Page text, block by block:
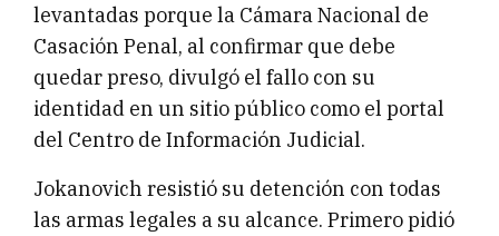
levantadas porque la Cámara Nacional de
Casación Penal, al confirmar que debe
quedar preso, divulgó el fallo con su
identidad en un sitio público como el portal
del Centro de Información Judicial.
Jokanovich resistió su detención con todas
las armas legales a su alcance. Primero pidió